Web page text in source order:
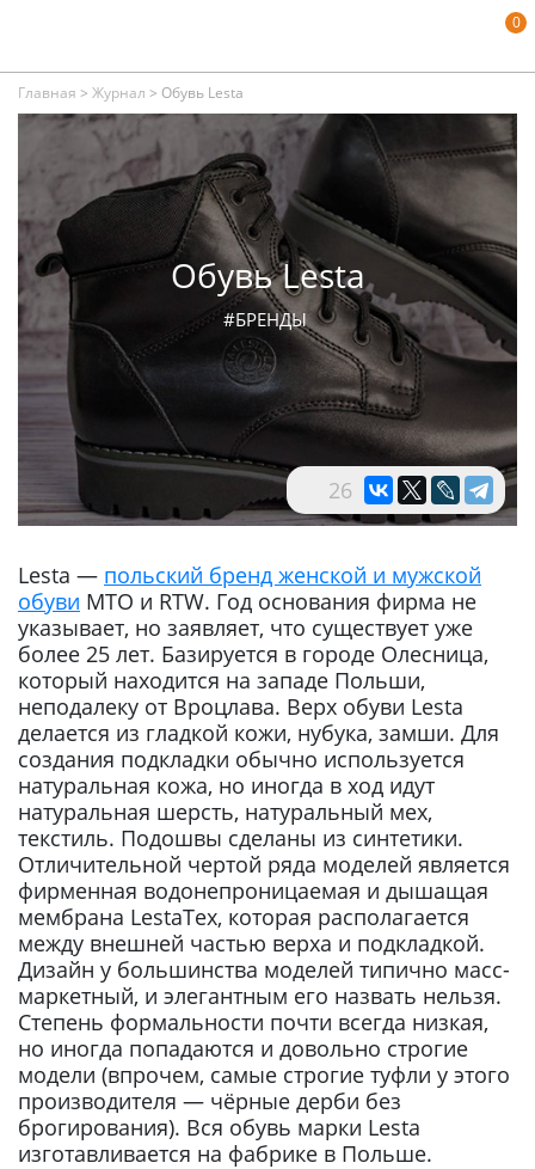
0
Главная > Журнал > Обувь Lesta
Обувь Lesta
#БРЕНДЫ
26
Lesta — польский бренд женской и мужской
обуви MTO и RTW. Год основания фирма не
указывает, но заявляет, что существует уже
более 25 лет. Базируется в городе Олесница,
который находится на западе Польши,
неподалеку от Вроцлава. Верх обуви Lesta
делается из гладкой кожи, нубука, замши. Для
создания подкладки обычно используется
натуральная кожа, но иногда в ход идут
натуральная шерсть, натуральный мех,
текстиль. Подошвы сделаны из синтетики.
Отличительной чертой ряда моделей является
фирменная водонепроницаемая и дышащая
мембрана LestaTex, которая располагается
между внешней частью верха и подкладкой.
Дизайн у большинства моделей типично масс-
маркетный, и элегантным его назвать нельзя.
Степень формальности почти всегда низкая,
но иногда попадаются и довольно строгие
модели (впрочем, самые строгие туфли у этого
производителя — чёрные дерби без
брогирования). Вся обувь марки Lesta
изготавливается на фабрике в Польше.